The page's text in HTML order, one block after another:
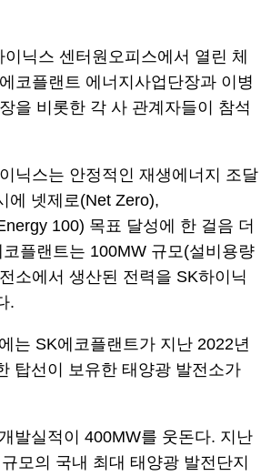
닉스 센터원오피스에서 열린 체
코플랜트 에너지사업단장과 이병
을 비롯한 각 사 관계자들이 참석
닉스는 안정적인 재생에너지 조달
에 넷제로(Net Zero),
100) 목표 달성에 한 걸음 더
플랜트는 100MW 규모(설비용량
소에서 생산된 전력을 SK하이닉
.
는 SK에코플랜트가 지난 2022년
탑선이 보유한 태양광 발전소가
발실적이 400MW를 웃돈다. 지난
모의 국내 최대 태양광 발전단지